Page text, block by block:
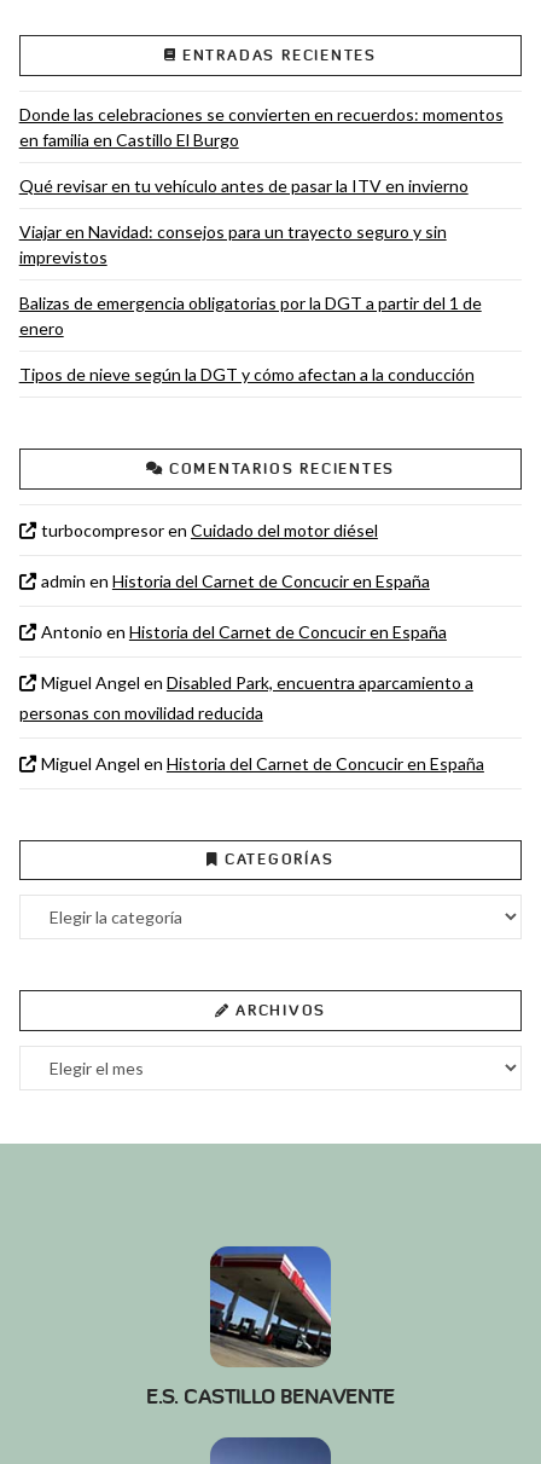
ENTRADAS RECIENTES
Donde las celebraciones se convierten en recuerdos: momentos
en familia en Castillo El Burgo
Qué revisar en tu vehículo antes de pasar la ITV en invierno
Viajar en Navidad: consejos para un trayecto seguro y sin
imprevistos
Balizas de emergencia obligatorias por la DGT a partir del 1 de
enero
Tipos de nieve según la DGT y cómo afectan a la conducción
COMENTARIOS RECIENTES
turbocompresoren Cuidado del motor diésel
admin en Historia del Carnet de Concucir en España
Antonio en Historia del Carnet de Concucir en España
Miguel Angel en Disabled Park, encuentra aparcamiento a
personas con movilidad reducida
Miguel Angel en Historia del Carnet de Concucir en España
CATEGORÍAS
Categorías
ARCHIVOS
Archivos
E.S. CASTILLO BENAVENTE